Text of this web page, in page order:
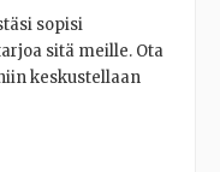
sopisi
sitä meille. Ota
keskustellaan